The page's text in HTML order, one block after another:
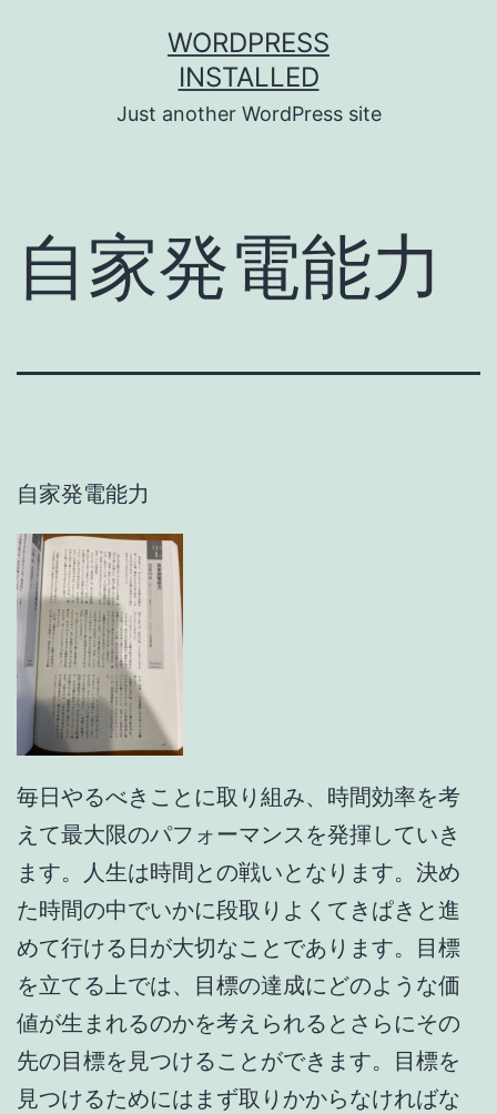
WORDPRESS
INSTALLED
Just another WordPress site
自家発電能力
自家発電能力
毎日やるべきことに取り組み、時間効率を考
えて最大限のパフォーマンスを発揮していき
ます。人生は時間との戦いとなります。決め
た時間の中でいかに段取りよくてきぱきと進
めて行ける日が大切なことであります。目標
を立てる上では、目標の達成にどのような価
値が生まれるのかを考えられるとさらにその
先の目標を見つけることができます。目標を
見つけるためにはまず取りかからなければな